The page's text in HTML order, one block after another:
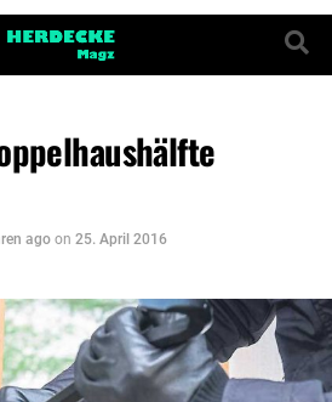
ago on 25. April 2016